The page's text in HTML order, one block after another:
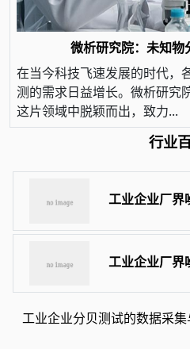
微析研究院：未知物
在当今科技飞速发展的时代，
测的需求日益增长。微析研究
这片领域中脱颖而出，致力...
行业
工业企业厂界
工业企业厂界
工业企业分贝测试的数据采集